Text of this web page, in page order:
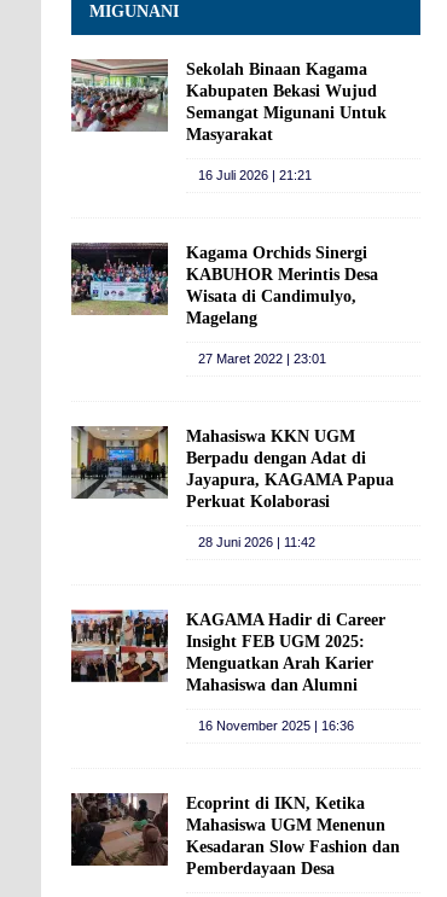
MIGUNANI
Sekolah Binaan Kagama
Kabupaten Bekasi Wujud
Semangat Migunani Untuk
Masyarakat
16 Juli 2026 | 21:21
Kagama Orchids Sinergi
KABUHOR Merintis Desa
Wisata di Candimulyo,
Magelang
27 Maret 2022 | 23:01
Mahasiswa KKN UGM
Berpadu dengan Adat di
Jayapura, KAGAMA Papua
Perkuat Kolaborasi
28 Juni 2026 | 11:42
KAGAMA Hadir di Career
Insight FEB UGM 2025:
Menguatkan Arah Karier
Mahasiswa dan Alumni
16 November 2025 | 16:36
Ecoprint di IKN, Ketika
Mahasiswa UGM Menenun
Kesadaran Slow Fashion dan
Pemberdayaan Desa